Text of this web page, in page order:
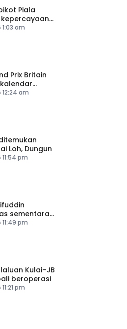
Piala
kepercayaan
am
Prix Britain
12:24 am
Loh, Dungun
pm
sementara
Presiden
pm
Kulai–JB
beroperasi
pm